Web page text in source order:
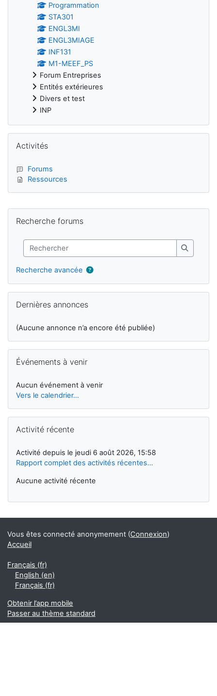
Programmation
STA301
ENGL3MI
ENGL3MIAGE
INF131
M1-MEEF_PS
Forum Entreprises
Entités extérieures
Divers et test
INP
Activités
Forums
Ressources
Recherche forums
Rechercher
Recherche avancée
Dernières annonces
(Aucune annonce n’a encore été publiée)
Événements à venir
Aucun événement à venir
Vers le calendrier…
Activité récente
Activité depuis le jeudi 6 août 2026, 15:58
Rapport complet des activités récentes…
Aucune activité récente
Vous êtes connecté anonymement (Connexion)
Accueil
Français ‎(fr)‎
English ‎(en)‎
Français ‎(fr)‎
Obtenir l’app mobile
Passer au thème standard